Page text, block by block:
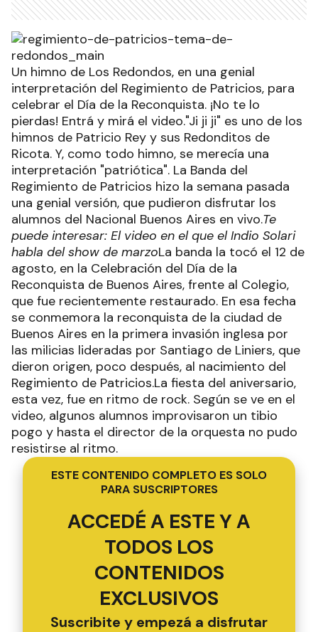
Un himno de Los Redondos, en una genial
interpretación del Regimiento de Patricios, para
celebrar el Día de la Reconquista. ¡No te lo
pierdas! Entrá y mirá el video."Ji ji ji" es uno de los
himnos de Patricio Rey y sus Redonditos de
Ricota. Y, como todo himno, se merecía una
interpretación "patriótica". La Banda del
Regimiento de Patricios hizo la semana pasada
una genial versión, que pudieron disfrutar los
alumnos del Nacional Buenos Aires en vivo.Te
puede interesar: El video en el que el Indio Solari
habla del show de marzoLa banda la tocó el 12 de
agosto, en la Celebración del Día de la
Reconquista de Buenos Aires, frente al Colegio,
que fue recientemente restaurado. En esa fecha
se conmemora la reconquista de la ciudad de
Buenos Aires en la primera invasión inglesa por
las milicias lideradas por Santiago de Liniers, que
dieron origen, poco después, al nacimiento del
Regimiento de Patricios.La fiesta del aniversario,
esta vez, fue en ritmo de rock. Según se ve en el
video, algunos alumnos improvisaron un tibio
pogo y hasta el director de la orquesta no pudo
resistirse al ritmo.
ESTE CONTENIDO COMPLETO ES SOLO
PARA SUSCRIPTORES
ACCEDÉ A ESTE Y A
TODOS LOS
CONTENIDOS
EXCLUSIVOS
Suscribite y empezá a disfrutar